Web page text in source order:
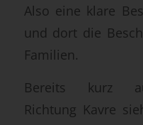
Also eine klare
und dort die
Familien.
Bereits kurz
Richtung Kavre